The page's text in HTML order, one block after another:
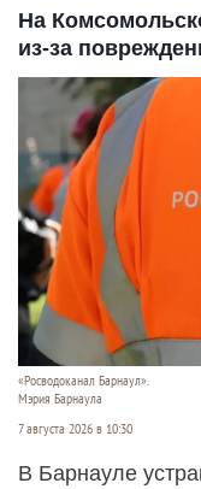
На
из-за
«Росводоканал Барнаул».
Мэрия Барнаула
7 августа 2026 в 10:30
В Барнауле